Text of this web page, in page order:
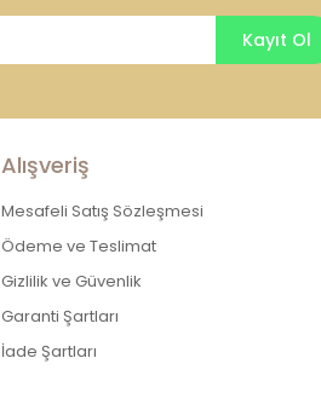
Kayıt Ol
Alışveriş
Mesafeli Satış Sözleşmesi
Ödeme ve Teslimat
Gizlilik ve Güvenlik
Garanti Şartları
İade Şartları